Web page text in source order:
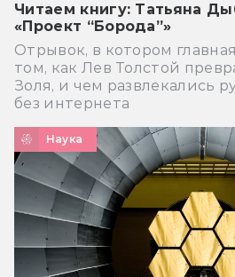
Читаем книгу: Татьяна
«Проект “Борода”»
Отрывок, в котором
том, как Лев Толстой
Золя, и чем развлекались
без интернета
Наука